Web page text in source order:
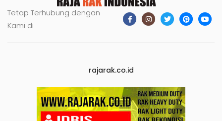
Tetap Terhubung dengan
Kami di
rajarak.co.id